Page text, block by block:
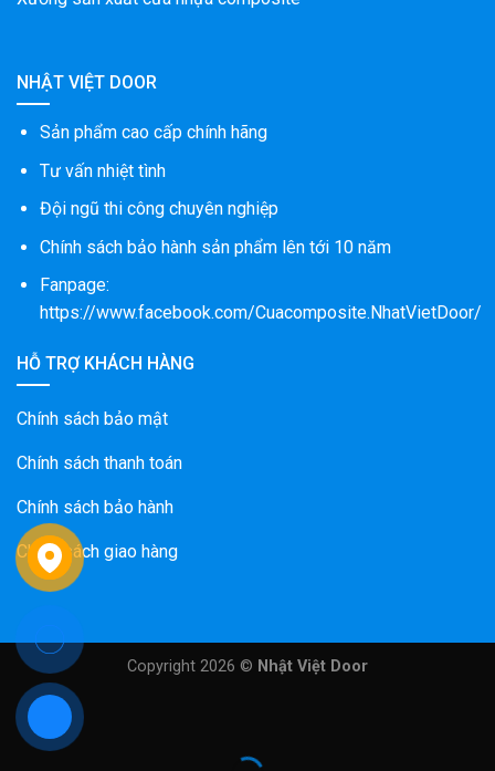
NHẬT VIỆT DOOR
Sản phẩm cao cấp chính hãng
Tư vấn nhiệt tình
Đội ngũ thi công chuyên nghiệp
Chính sách bảo hành sản phẩm lên tới 10 năm
Fanpage:
https://www.facebook.com/Cuacomposite.NhatVietDoor/
HỖ TRỢ KHÁCH HÀNG
Chính sách bảo mật
Chính sách thanh toán
Chính sách bảo hành
Chính sách giao hàng
Copyright 2026 © Nhật Việt Door